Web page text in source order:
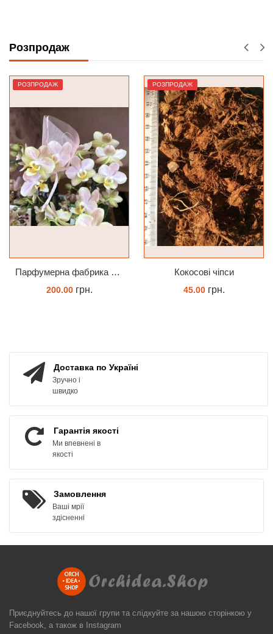
Розпродаж
РОЗПРОДАЖ
Парфумерна фабрика Valkion 9102 1.7 (торфстакан) реанімашка
200.00грн.
РОЗПРОДАЖ
Кокосові чіпси
45.00грн.
Доставка по Україні
Зручно і
швидко
Гарантія якості
Ми впевнені в
якості
Замовлення
Ваші мрії
здісненні
Приєднуйтесь до нашої групи та слідкуйте за нашою сторінкою у
Facebook, а також в Instagram